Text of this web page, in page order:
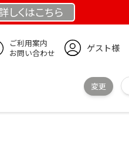
しくはこちら
ご利用案内
お問い合わせ
ゲスト様
変更